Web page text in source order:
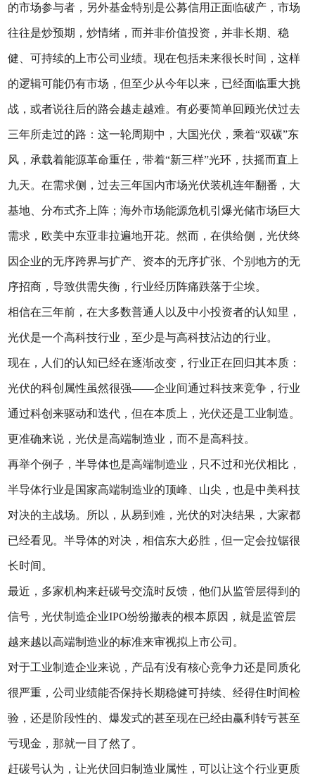
的市场参与者，另外基金特别是公募信用正面临破产，市场
往往是炒预期，炒情绪，而并非价值投资，并非长期、稳
健、可持续的上市公司业绩。现在包括未来很长时间，这样
的逻辑可能仍有市场，但至少从今年以来，已经面临重大挑
战，或者说往后的路会越走越难。有必要简单回顾光伏过去
三年所走过的路：这一轮周期中，大国光伏，乘着“双碳”东
风，承载着能源革命重任，带着“新三样”光环，扶摇而直上
九天。在需求侧，过去三年国内市场光伏装机连年翻番，大
基地、分布式齐上阵；海外市场能源危机引爆光储市场巨大
需求，欧美中东亚非拉遍地开花。然而，在供给侧，光伏终
因企业的无序跨界与扩产、资本的无序扩张、个别地方的无
序招商，导致供需失衡，行业经历阵痛跌落于尘埃。
相信在三年前，在大多数普通人以及中小投资者的认知里，
光伏是一个高科技行业，至少是与高科技沾边的行业。
现在，人们的认知已经在逐渐改变，行业正在回归其本质：
光伏的科创属性虽然很强——企业间通过科技来竞争，行业
通过科创来驱动和迭代，但在本质上，光伏还是工业制造。
更准确来说，光伏是高端制造业，而不是高科技。
再举个例子，半导体也是高端制造业，只不过和光伏相比，
半导体行业是国家高端制造业的顶峰、山尖，也是中美科技
对决的主战场。所以，从易到难，光伏的对决结果，大家都
已经看见。半导体的对决，相信东大必胜，但一定会拉锯很
长时间。
最近，多家机构来赶碳号交流时反馈，他们从监管层得到的
信号，光伏制造企业IPO纷纷撤表的根本原因，就是监管层
越来越以高端制造业的标准来审视拟上市公司。
对于工业制造企业来说，产品有没有核心竞争力还是同质化
很严重，公司业绩能否保持长期稳健可持续、经得住时间检
验，还是阶段性的、爆发式的甚至现在已经由赢利转亏甚至
亏现金，那就一目了然了。
赶碳号认为，让光伏回归制造业属性，可以让这个行业更质